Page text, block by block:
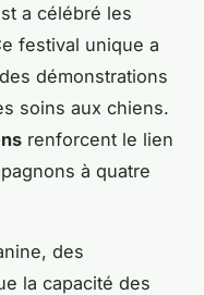
a célébré les
festival unique a
démonstrations
soins aux chiens.
renforcent le lien
à quatre
des
la capacité des